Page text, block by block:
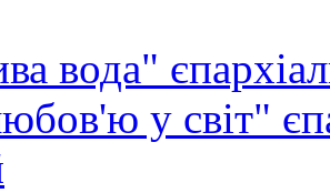
вода"
у світ"